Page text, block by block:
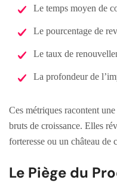
Le temps moyen de
Le pourcentage de
Le taux de
La profondeur de
Ces métriques racontent
bruts de croissance. Elles
forteresse ou un château de
Le Piège du